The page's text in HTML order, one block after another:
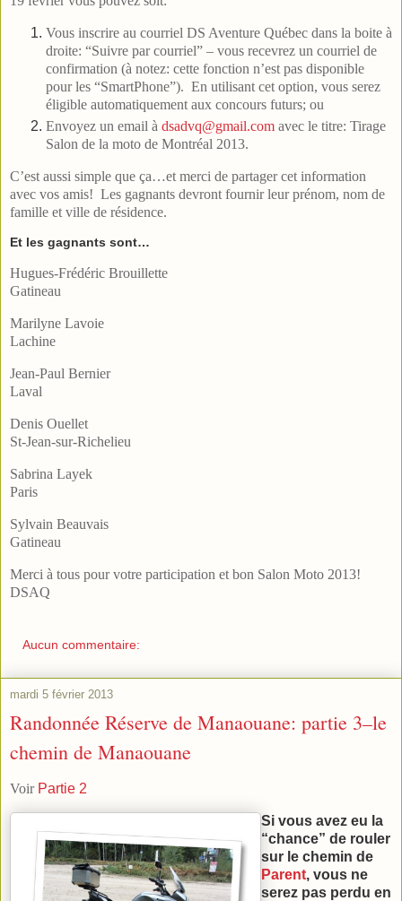
Vous inscrire au courriel DS Aventure Québec dans la boite à
droite: “Suivre par courriel” – vous recevrez un courriel de
confirmation (à notez: cette fonction n’est pas disponible
pour les “SmartPhone”). En utilisant cet option, vous serez
éligible automatiquement aux concours futurs; ou
Envoyez un email à dsadvq@gmail.com avec le titre: Tirage
Salon de la moto de Montréal 2013.
C’est aussi simple que ça…et merci de partager cet information
avec vos amis! Les gagnants devront fournir leur prénom, nom de
famille et ville de résidence.
Et les gagnants sont…
Hugues-Frédéric Brouillette
Gatineau
Marilyne Lavoie
Lachine
Jean-Paul Bernier
Laval
Denis Ouellet
St-Jean-sur-Richelieu
Sabrina Layek
Paris
Sylvain Beauvais
Gatineau
Merci à tous pour votre participation et bon Salon Moto 2013!
DSAQ
Aucun commentaire:
mardi 5 février 2013
Randonnée Réserve de Manaouane: partie 3–le
chemin de Manaouane
Voir Partie 2
Si vous avez eu la
“chance” de rouler
sur le chemin de
Parent, vous ne
serez pas perdu en